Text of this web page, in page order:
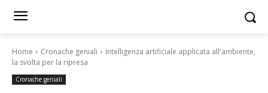
Home Cronache geniali
Intelligenza artificiale applicata all'ambiente,
la svolta per la ripresa
Cronache geniali